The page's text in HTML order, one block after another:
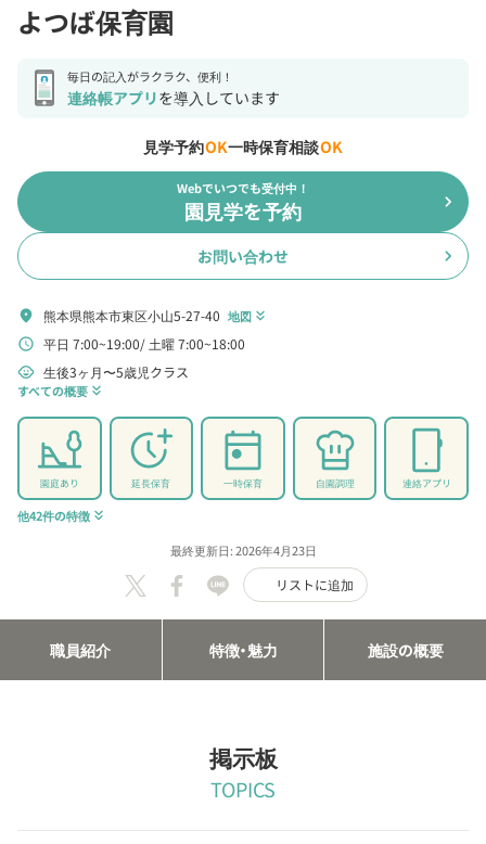
よつば保育園
毎日の記入がラクラク、便利！
連絡帳アプリを導入しています
見学予約OK一時保育相談OK
Webでいつでも受付中！
園見学を予約 chevron_right
お問い合わせ chevron_right
location_on 熊本県熊本市東区小山5-27-40 地図 keyboard_double_arrow_down
schedule 平日 7:00~19:00 土曜 7:00~18:00
child_care 生後3ヶ月〜5歳児クラス
すべての概要 keyboard_double_arrow_down
園庭あり 延長保育 一時保育 自園調理 連絡アプリ
他42件の特徴 keyboard_double_arrow_down
最終更新日: 2026年4月23日
リストに追加
職員紹介 特徴・魅力 施設の概要
掲示板
TOPICS